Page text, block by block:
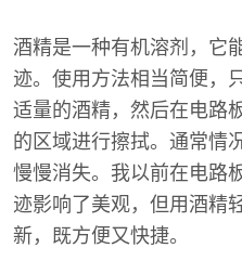
酒精是一种有机溶剂，它
迹。使用方法相当简便，
适量的酒精，然后在电路
的区域进行擦拭。通常情
慢慢消失。我以前在电路
迹影响了美观，但用酒精
新，既方便又快捷。